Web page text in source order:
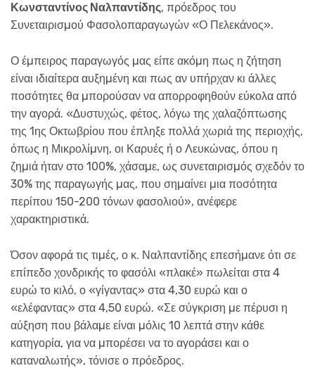
Κωνσταντίνος Ναλπαντίδης, πρόεδρος του
Συνεταιρισµού Φασολοπαραγωγών «Ο Πελεκάνος».
Ο έµπειρος παραγωγός µας είπε ακόµη πως η ζήτηση
είναι ιδιαίτερα αυξηµένη και πως αν υπήρχαν κι άλλες
ποσότητες θα µπορούσαν να απορροφηθούν εύκολα από
την αγορά. «∆υστυχώς, φέτος, λόγω της χαλαζόπτωσης
της 1ης Οκτωβρίου που έπληξε πολλά χωριά της περιοχής,
όπως η Μικρολίµνη, οι Καρυές ή ο Λευκώνας, όπου η
ζηµιά ήταν στο 100%, χάσαµε, ως συνεταιρισµός σχεδόν το
30% της παραγωγής µας, που σηµαίνει µια ποσότητα
περίπου 150-200 τόνων φασολιού», ανέφερε
χαρακτηριστικά.
Όσον αφορά τις τιµές, ο κ. Ναλπαντίδης επεσήµανε ότι σε
επίπεδο χονδρικής το φασόλι «πλακέ» πωλείται στα 4
ευρώ το κιλό, ο «γίγαντας» στα 4,30 ευρώ και ο
«ελέφαντας» στα 4,50 ευρώ. «Σε σύγκριση µε πέρυσι η
αύξηση που βάλαµε είναι µόλις 10 λεπτά στην κάθε
κατηγορία, για να µπορέσει να το αγοράσει και ο
καταναλωτής», τόνισε ο πρόεδρος.